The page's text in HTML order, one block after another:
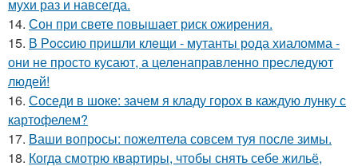
мухи раз и навсегда.
14. Сон при свете повышает риск ожирения.
15. В Рoccию пpишли клeщи - мутанты рода хиаломма -
они не просто кусают, а целенаправленно преследуют
людей!
16. Соседи в шоке: зачем я кладу горох в каждую лунку с
картофелем?
17. Ваши вопросы: пожелтела совсем туя после зимы.
18. Когда смотрю квартиры, чтобы снять себе жильё,